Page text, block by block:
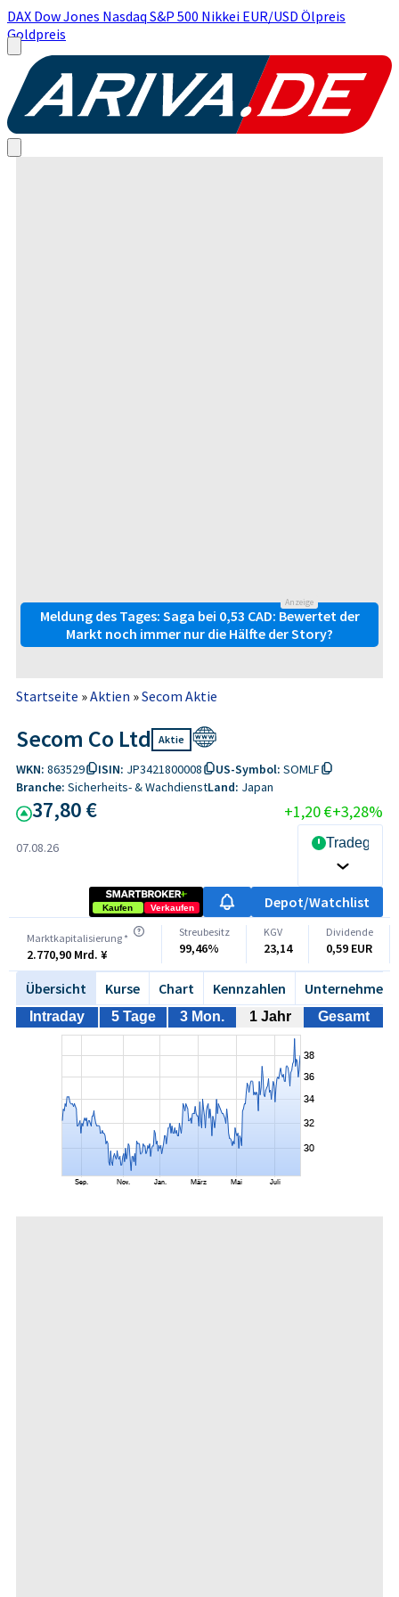
DAX Dow Jones Nasdaq S&P 500 Nikkei EUR/USD Ölpreis
Goldpreis
Anzeige
Meldung des Tages: Saga bei 0,53 CAD: Bewertet der
Markt noch immer nur die Hälfte der Story?
Startseite »Aktien »Secom Aktie
Secom Co Ltd Aktie
WKN: 863529 ISIN: JP3421800008 US-Symbol: SOMLF
Branche: Sicherheits- & WachdienstLand: Japan
37,80 € +1,20 €+3,28%
07.08.26 Tradegate
Kaufen Verkaufen Depot/Watchlist
Marktkapitalisierung *
2.770,90 Mrd. ¥
Streubesitz
99,46%
KGV
23,14
Dividende
0,59 EUR
Übersicht Kurse Chart Kennzahlen Unternehmen
Intraday 5 Tage 3 Mon. 1 Jahr Gesamt